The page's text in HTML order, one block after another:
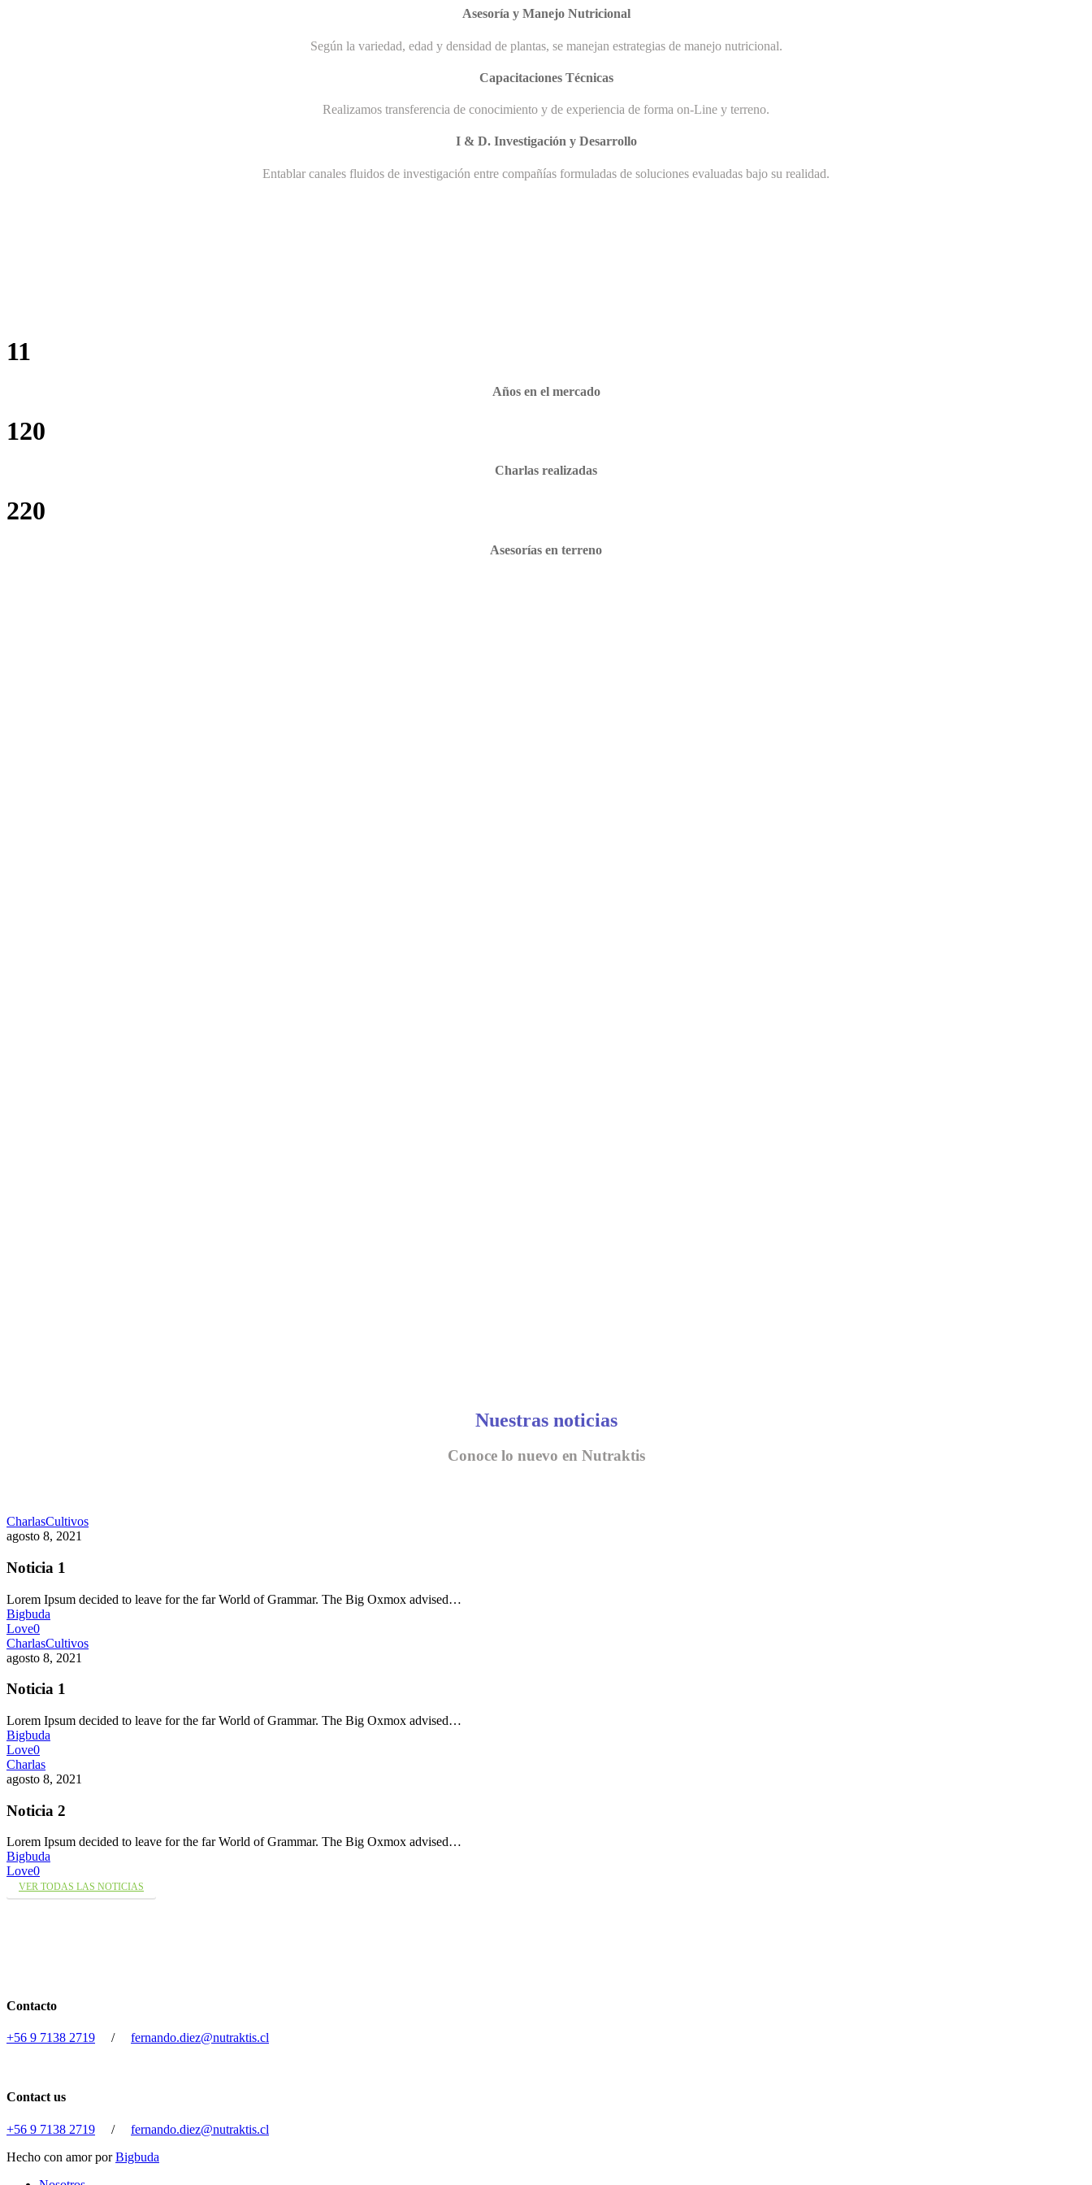
Asesoría y Manejo Nutricional
Según la variedad, edad y densidad de plantas, se manejan estrategias de manejo nutricional.
Capacitaciones Técnicas
Realizamos transferencia de conocimiento y de experiencia de forma on-Line y terreno.
I & D. Investigación y Desarrollo
Entablar canales fluidos de investigación entre compañías formuladas de soluciones evaluadas bajo su realidad.
11
Años en el mercado
120
Charlas realizadas
220
Asesorías en terreno
Nuestras noticias
Conoce lo nuevo en Nutraktis
CharlasCultivos
agosto 8, 2021
Noticia 1
Lorem Ipsum decided to leave for the far World of Grammar. The Big Oxmox advised…
Bigbuda
Love0
CharlasCultivos
agosto 8, 2021
Noticia 1
Lorem Ipsum decided to leave for the far World of Grammar. The Big Oxmox advised…
Bigbuda
Love0
Charlas
agosto 8, 2021
Noticia 2
Lorem Ipsum decided to leave for the far World of Grammar. The Big Oxmox advised…
Bigbuda
Love0
VER TODAS LAS NOTICIAS
Contacto
+56 9 7138 2719 / fernando.diez@nutraktis.cl
Contact us
+56 9 7138 2719 / fernando.diez@nutraktis.cl
Hecho con amor porBigbuda